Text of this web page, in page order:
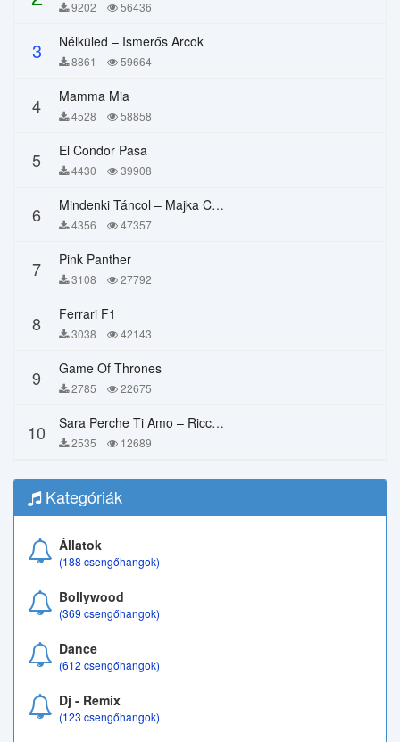
9202 56436
3 Nélküled – Ismerős Arcok
8861 59664
4 Mamma Mia
4528 58858
5 El Condor Pasa
4430 39908
6 Mindenki Táncol – Majka Curtis, Péter Majoros
4356 47357
7 Pink Panther
3108 27792
8 Ferrari F1
3038 42143
9 Game Of Thrones
2785 22675
10 Sara Perche Ti Amo – Ricchi E Poveri
2535 12689
Kategóriák
Állatok
(188 csengőhangok)
Bollywood
(369 csengőhangok)
Dance
(612 csengőhangok)
Dj - Remix
(123 csengőhangok)